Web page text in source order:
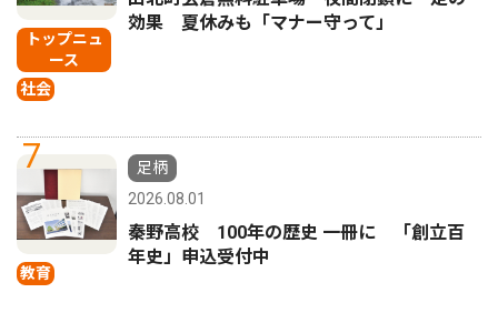
トップニュ
ース
社会
効果 夏休みも「マナー守って」
7
教育
足柄
2026.08.01
秦野高校 100年の歴史 一冊に 「創立百
年史」申込受付中